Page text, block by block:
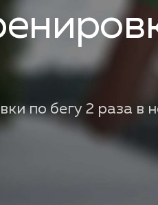
по бегу 2 раза в